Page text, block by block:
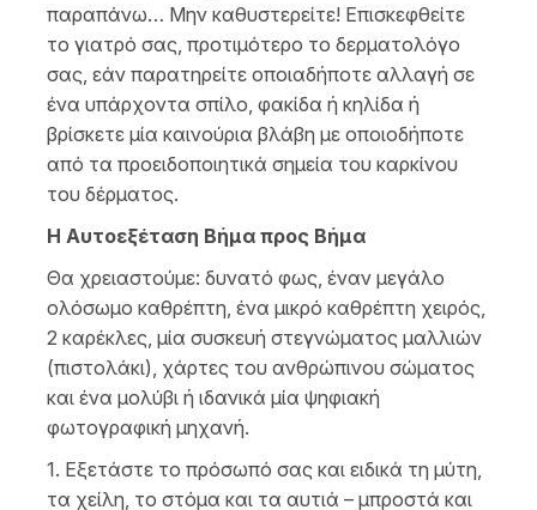
παραπάνω… Μην καθυστερείτε! Επισκεφθείτε
το γιατρό σας, προτιμότερο το δερματολόγο
σας, εάν παρατηρείτε οποιαδήποτε αλλαγή σε
ένα υπάρχοντα σπίλο, φακίδα ή κηλίδα ή
βρίσκετε μία καινούρια βλάβη με οποιοδήποτε
από τα προειδοποιητικά σημεία του καρκίνου
του δέρματος.
H Αυτοεξέταση Βήμα προς Βήμα
Θα χρειαστούμε: δυνατό φως, έναν μεγάλο
ολόσωμο καθρέπτη, ένα μικρό καθρέπτη χειρός,
2 καρέκλες, μία συσκευή στεγνώματος μαλλιών
(πιστολάκι), χάρτες του ανθρώπινου σώματος
και ένα μολύβι ή ιδανικά μία ψηφιακή
φωτογραφική μηχανή.
1. Εξετάστε το πρόσωπό σας και ειδικά τη μύτη,
τα χείλη, το στόμα και τα αυτιά – μπροστά και